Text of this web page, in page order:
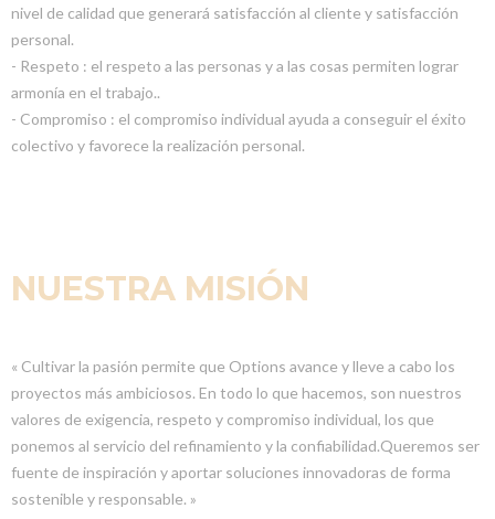
nivel de calidad que generará satisfacción al cliente y satisfacción
personal.
- Respeto : el respeto a las personas y a las cosas permiten lograr
armonía en el trabajo..
- Compromiso : el compromiso individual ayuda a conseguir el éxito
colectivo y favorece la realización personal.
NUESTRA MISIÓN
« Cultivar la pasión permite que Options avance y lleve a cabo los
proyectos más ambiciosos. En todo lo que hacemos, son nuestros
valores de exigencia, respeto y compromiso individual, los que
ponemos al servicio del refinamiento y la confiabilidad.Queremos ser
fuente de inspiración y aportar soluciones innovadoras de forma
sostenible y responsable. »